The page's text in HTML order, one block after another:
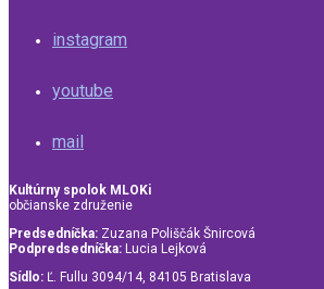
instagram
youtube
mail
Kultúrny spolok MLOKi
občianske združenie
Predsedníčka: Zuzana Poliščák Šnircová
Podpredsedníčka: Lucia Lejková
Sídlo: Ľ. Fullu 3094/14, 84105 Bratislava